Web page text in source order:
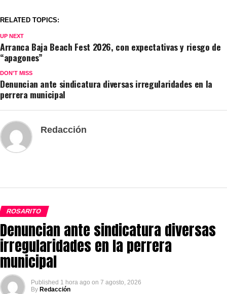
RELATED TOPICS:
UP NEXT
Arranca Baja Beach Fest 2026, con expectativas y riesgo de
“apagones”
DON'T MISS
Denuncian ante sindicatura diversas irregularidades en la
perrera municipal
Redacción
ROSARITO
Denuncian ante sindicatura diversas
irregularidades en la perrera
municipal
Published 1 hora ago on 7 agosto, 2026
By Redacción